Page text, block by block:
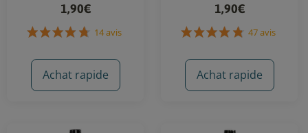
1,90€
14 avis
Achat rapide
1,90€
47 avis
Achat rapide